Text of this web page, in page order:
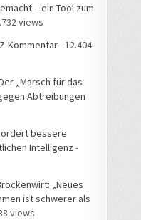
– ein Tool zum
views
Kommentar- 12.404
„Marsch für das
Abtreibungen
bessere
Intelligenz -
„Neues
ist schwerer als
views